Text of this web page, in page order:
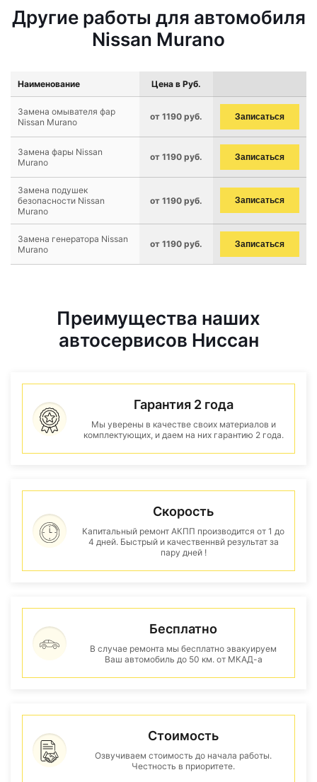
Другие работы для автомобиля
Nissan Murano
Наименование Цена в Руб.
Замена омывателя фар
Nissan Murano
от 1190 руб. Записаться
Замена фары Nissan
Murano
от 1190 руб. Записаться
Замена подушек
безопасности Nissan
Murano
от 1190 руб. Записаться
Замена генератора Nissan
Murano
от 1190 руб. Записаться
Преимущества наших
автосервисов Ниссан
Гарантия 2 года
Мы уверены в качестве своих материалов и
комплектующих, и даем на них гарантию 2 года.
Скорость
Капитальный ремонт АКПП производится от 1 до
4 дней. Быстрый и качественнвй результат за
пару дней !
Бесплатно
В случае ремонта мы бесплатно эвакуируем
Ваш автомобиль до 50 км. от МКАД-а
Стоимость
Озвучиваем стоимость до начала работы.
Честность в приоритете.